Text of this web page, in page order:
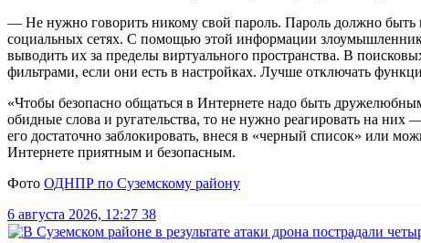
— Не нужно говорить никому свой пароль. Пароль должно быть
социальных сетях. С помощью этой информации
выводить их за пределы виртуального пространства. В
фильтрами, если они есть в настройках. Лучше отключать
«Чтобы безопасно общаться в Интернете надо быть
обидные слова и ругательства, то не нужно реагировать на них
его достаточно заблокировать, внеся в «черный список» или
Интернете приятным и безопасным.
Фото ОДНПР по Суземскому району
6 августа 2026, 12:27 38